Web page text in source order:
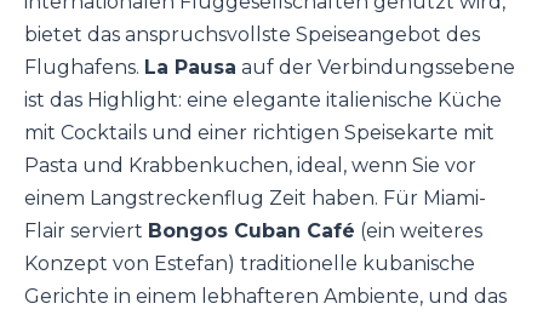
bietet das anspruchsvollste Speiseangebot des
Flughafens. La Pausa auf der Verbindungssebene
ist das Highlight: eine elegante italienische Küche
mit Cocktails und einer richtigen Speisekarte mit
Pasta und Krabbenkuchen, ideal, wenn Sie vor
einem Langstreckenflug Zeit haben. Für Miami-
Flair serviert Bongos Cuban Café (ein weiteres
Konzept von Estefan) traditionelle kubanische
Gerichte in einem lebhafteren Ambiente, und das